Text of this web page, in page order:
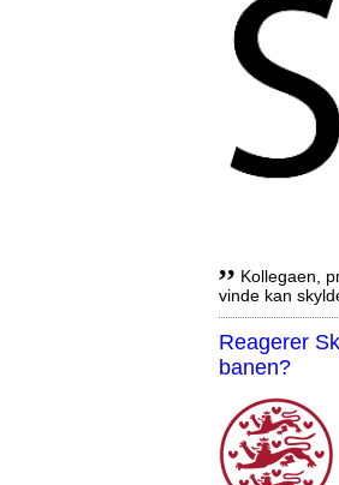
,, Kollegaen,
vinde kan
Reagerer
banen?